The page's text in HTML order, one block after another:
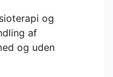
og
af
og uden